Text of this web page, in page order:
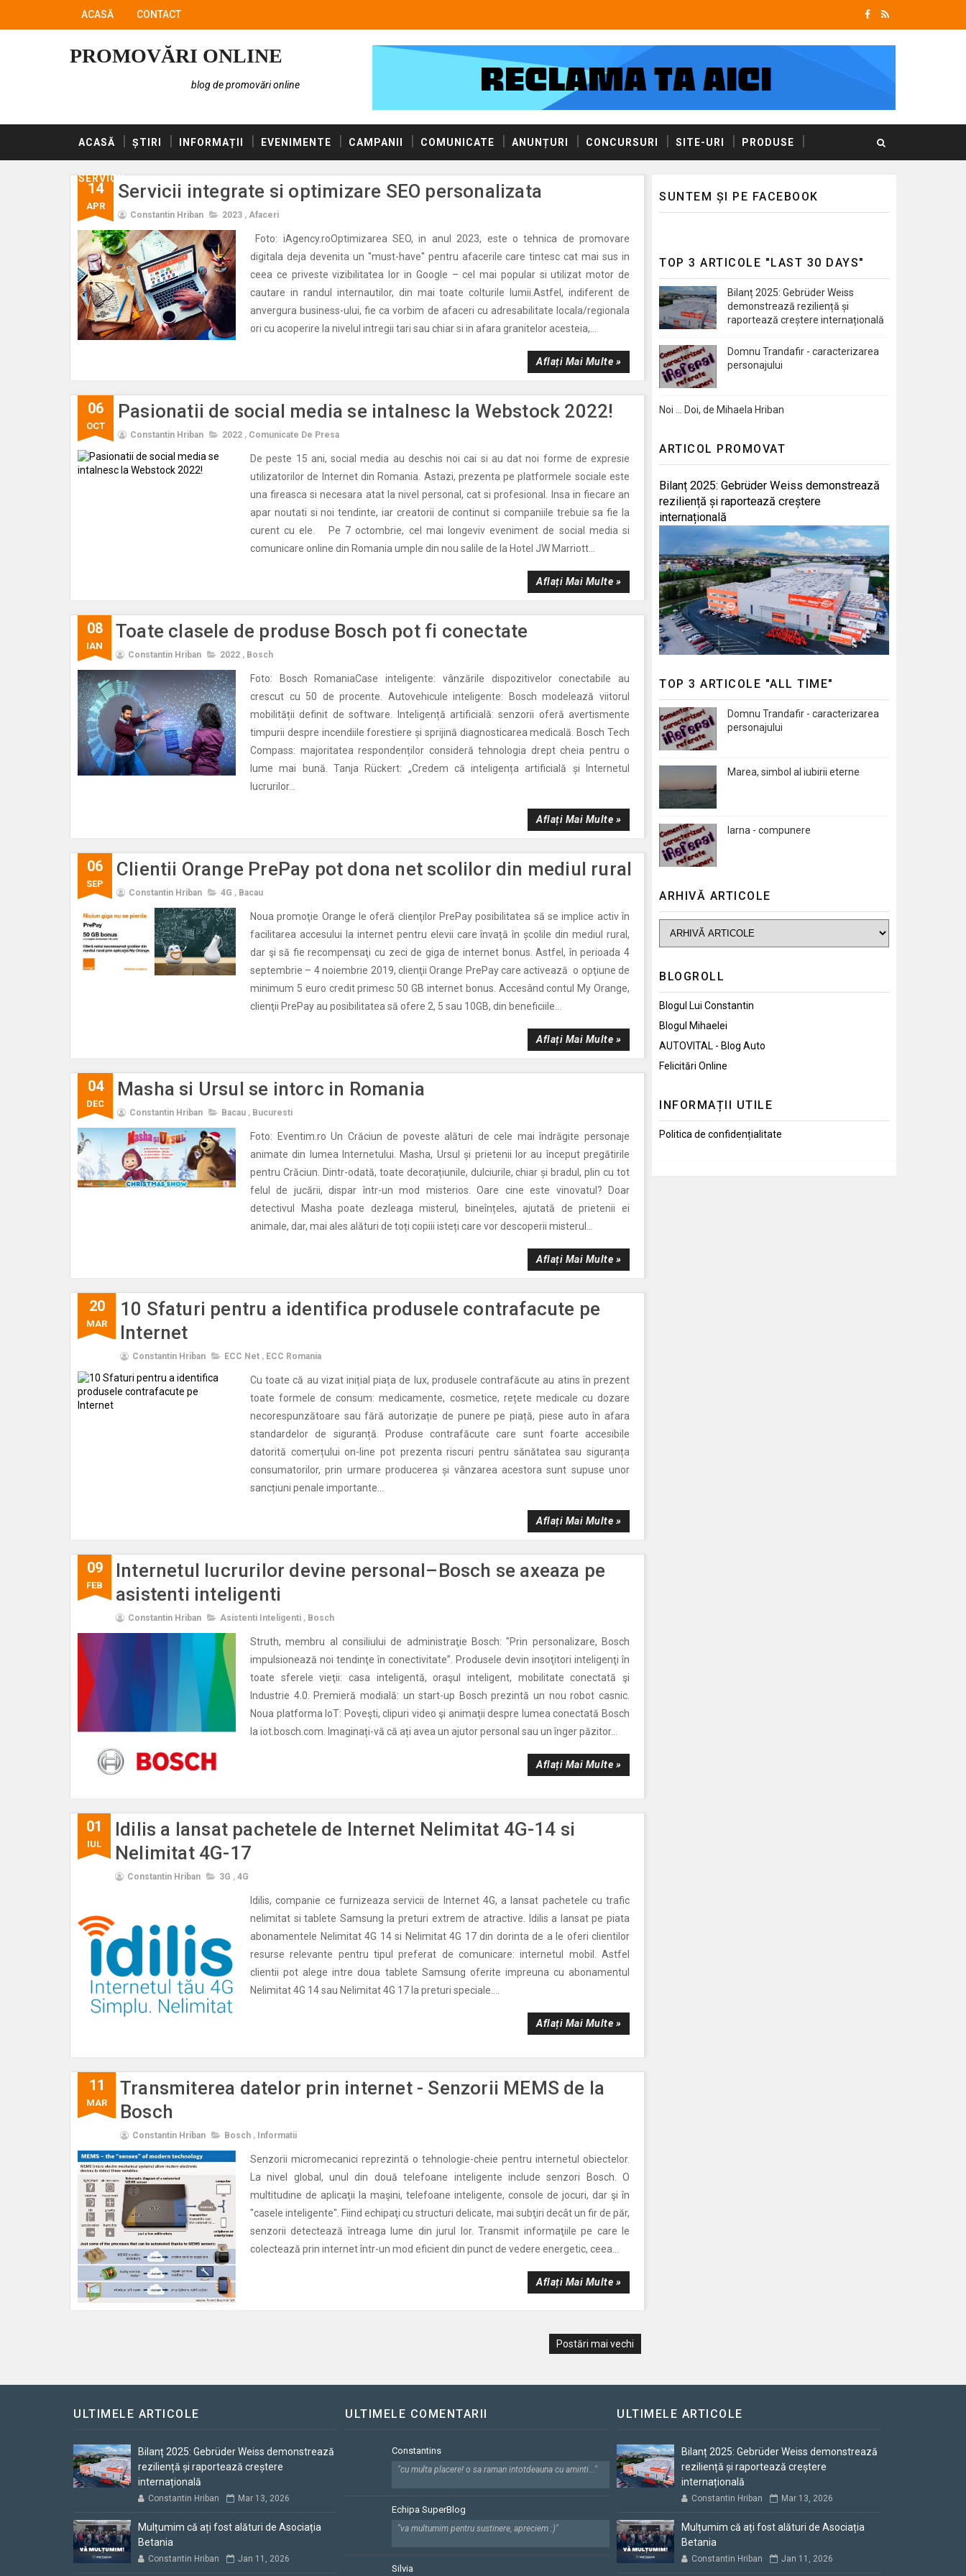
ACASĂ CONTACT
PROMOVĂRI ONLINE
blog de promovări online
ACASĂ ȘTIRI INFORMAȚII EVENIMENTE CAMPANII COMUNICATE ANUNȚURI CONCURSURI SITE-URI PRODUSE
SERVICII
14
APR
Servicii integrate si optimizare SEO personalizata
Constantin Hriban 2023 , Afaceri
Foto: iAgency.roOptimizarea SEO, in anul 2023, este o tehnica de promovare
digitala deja devenita un ''must-have'' pentru afacerile care tintesc cat mai sus in
ceea ce priveste vizibilitatea lor in Google – cel mai popular si utilizat motor de
cautare in randul internautilor, din mai toate colturile lumii.Astfel, indiferent de
anvergura business-ului, fie ca vorbim de afaceri cu adresabilitate locala/regionala
ori cu acoperire la nivelul intregii tari sau chiar si in afara granitelor acesteia,...
Aflați Mai Multe »
06
OCT
Pasionatii de social media se intalnesc la Webstock 2022!
Constantin Hriban 2022 , Comunicate De Presa
De peste 15 ani, social media au deschis noi cai si au dat noi forme de expresie
utilizatorilor de Internet din Romania. Astazi, prezenta pe platformele sociale este
una fireasca si necesara atat la nivel personal, cat si profesional. Insa in fiecare an
apar noutati si noi tendinte, iar creatorii de continut si companiile trebuie sa fie la
curent cu ele. Pe 7 octombrie, cel mai longeviv eveniment de social media si
comunicare online din Romania umple din nou salile de la Hotel JW Marriott...
Aflați Mai Multe »
08
IAN
Toate clasele de produse Bosch pot fi conectate
Constantin Hriban 2022 , Bosch
Foto: Bosch RomaniaCase inteligente: vânzările dispozitivelor conectabile au
crescut cu 50 de procente. Autovehicule inteligente: Bosch modelează viitorul
mobilității definit de software. Inteligență artificială: senzorii oferă avertismente
timpurii despre incendiile forestiere și sprijină diagnosticarea medicală. Bosch Tech
Compass: majoritatea respondenților consideră tehnologia drept cheia pentru o
lume mai bună. Tanja Rückert: „Credem că inteligența artificială și Internetul
lucrurilor...
Aflați Mai Multe »
06
SEP
Clientii Orange PrePay pot dona net scolilor din mediul rural
Constantin Hriban 4G , Bacau
Noua promoţie Orange le oferă clienţilor PrePay posibilitatea să se implice activ în
facilitarea accesului la internet pentru elevii care învață în școlile din mediul rural,
dar şi să fie recompensaţi cu zeci de giga de internet bonus. Astfel, în perioada 4
septembrie – 4 noiembrie 2019, clienţii Orange PrePay care activează o opţiune de
minimum 5 euro credit primesc 50 GB internet bonus. Accesând contul My Orange,
clienţii PrePay au posibilitatea să ofere 2, 5 sau 10GB, din beneficiile...
Aflați Mai Multe »
04
DEC
Masha si Ursul se intorc in Romania
Constantin Hriban Bacau , Bucuresti
Foto: Eventim.ro Un Crăciun de poveste alături de cele mai îndrăgite personaje
animate din lumea Internetului. Masha, Ursul și prietenii lor au început pregătirile
pentru Crăciun. Dintr-odată, toate decorațiunile, dulciurile, chiar și bradul, plin cu tot
felul de jucării, dispar într-un mod misterios. Oare cine este vinovatul? Doar
detectivul Masha poate dezleaga misterul, bineînțeles, ajutată de prietenii ei
animale, dar, mai ales alături de toți copiii isteți care vor descoperii misterul...
Aflați Mai Multe »
20
MAR
10 Sfaturi pentru a identifica produsele contrafacute pe
Internet
Constantin Hriban ECC Net , ECC Romania
Cu toate că au vizat inițial piața de lux, produsele contrafăcute au atins în prezent
toate formele de consum: medicamente, cosmetice, rețete medicale cu dozare
necorespunzătoare sau fără autorizație de punere pe piață, piese auto în afara
standardelor de siguranță. Produse contrafăcute care sunt foarte accesibile
datorită comerțului on-line pot prezenta riscuri pentru sănătatea sau siguranța
consumatorilor, prin urmare producerea și vânzarea acestora sunt supuse unor
sancțiuni penale importante...
Aflați Mai Multe »
09
FEB
Internetul lucrurilor devine personal–Bosch se axeaza pe
asistenti inteligenti
Constantin Hriban Asistenti Inteligenti , Bosch
Struth, membru al consiliului de administraţie Bosch: "Prin personalizare, Bosch
impulsionează noi tendinţe în conectivitate”. Produsele devin insoţitori inteligenţi în
toate sferele vieţii: casa inteligentă, oraşul inteligent, mobilitate conectată şi
Industrie 4.0. Premieră modială: un start-up Bosch prezintă un nou robot casnic.
Noua platforma IoT: Poveşti, clipuri video şi animaţii despre lumea conectată Bosch
la iot.bosch.com. Imaginați-vă că ați avea un ajutor personal sau un înger păzitor...
Aflați Mai Multe »
01
IUL
Idilis a lansat pachetele de Internet Nelimitat 4G-14 si
Nelimitat 4G-17
Constantin Hriban 3G , 4G
Idilis, companie ce furnizeaza servicii de Internet 4G, a lansat pachetele cu trafic
nelimitat si tablete Samsung la preturi extrem de atractive. Idilis a lansat pe piata
abonamentele Nelimitat 4G 14 si Nelimitat 4G 17 din dorinta de a le oferi clientilor
resurse relevante pentru tipul preferat de comunicare: internetul mobil. Astfel
clientii pot alege intre doua tablete Samsung oferite impreuna cu abonamentul
Nelimitat 4G 14 sau Nelimitat 4G 17 la preturi speciale....
Aflați Mai Multe »
11
MAR
Transmiterea datelor prin internet - Senzorii MEMS de la
Bosch
Constantin Hriban Bosch , Informatii
Senzorii micromecanici reprezintă o tehnologie-cheie pentru internetul obiectelor.
La nivel global, unul din două telefoane inteligente include senzori Bosch. O
multitudine de aplicaţii la maşini, telefoane inteligente, console de jocuri, dar şi în
"casele inteligente". Fiind echipaţi cu structuri delicate, mai subţiri decât un fir de păr,
senzorii detectează întreaga lume din jurul lor. Transmit informaţiile pe care le
colectează prin internet într-un mod eficient din punct de vedere energetic, ceea...
Aflați Mai Multe »
Postări mai vechi
SUNTEM ȘI PE FACEBOOK
TOP 3 ARTICOLE "LAST 30 DAYS"
Bilanț 2025: Gebrüder Weiss
demonstrează reziliență și
raportează creștere internațională
Domnu Trandafir - caracterizarea
personajului
Noi … Doi, de Mihaela Hriban
ARTICOL PROMOVAT
Bilanț 2025: Gebrüder Weiss demonstrează
reziliență și raportează creștere
internațională
TOP 3 ARTICOLE "ALL TIME"
Domnu Trandafir - caracterizarea
personajului
Marea, simbol al iubirii eterne
Iarna - compunere
ARHIVĂ ARTICOLE
BLOGROLL
Blogul Lui Constantin
Blogul Mihaelei
AUTOVITAL - Blog Auto
Felicitări Online
INFORMAȚII UTILE
Politica de confidențialitate
ULTIMELE ARTICOLE
Bilanț 2025: Gebrüder Weiss demonstrează
reziliență și raportează creștere
internațională
Constantin Hriban Mar 13, 2026
Mulțumim că ați fost alături de Asociația
Betania
Constantin Hriban Jan 11, 2026
ULTIMELE COMENTARII
Constantins
"cu multa placere! o sa raman intotdeauna cu aminti..."
Echipa SuperBlog
"va multumim pentru sustinere, apreciem :)"
Silvia
ULTIMELE ARTICOLE
Bilanț 2025: Gebrüder Weiss demonstrează
reziliență și raportează creștere
internațională
Constantin Hriban Mar 13, 2026
Mulțumim că ați fost alături de Asociația
Betania
Constantin Hriban Jan 11, 2026